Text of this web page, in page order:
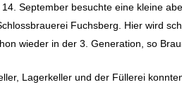
September besuchte eine kleine
Fuchsberg. Hier wird
wieder in der 3. Generation, so
Lagerkeller und der Füllerei